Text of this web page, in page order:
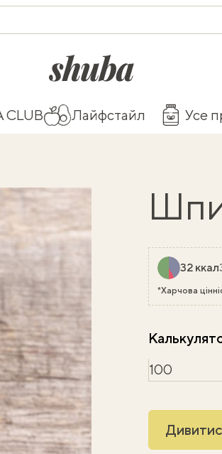
shuba.life
CLUB Лайфстайл Усе
32 ккал
*Харчова